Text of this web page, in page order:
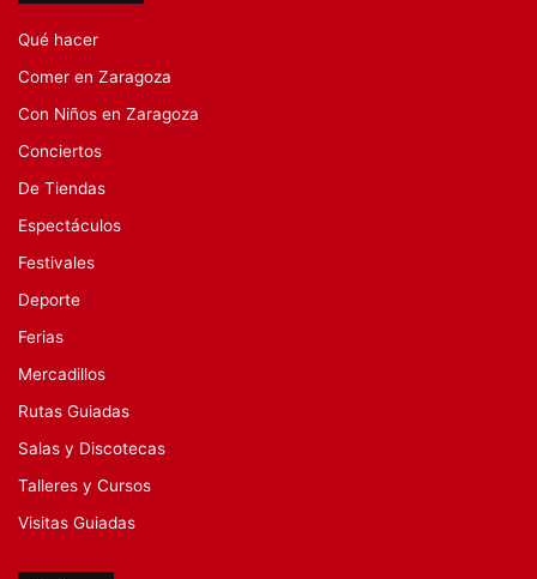
Qué hacer
Comer en Zaragoza
Con Niños en Zaragoza
Conciertos
De Tiendas
Espectáculos
Festivales
Deporte
Ferias
Mercadillos
Rutas Guiadas
Salas y Discotecas
Talleres y Cursos
Visitas Guiadas